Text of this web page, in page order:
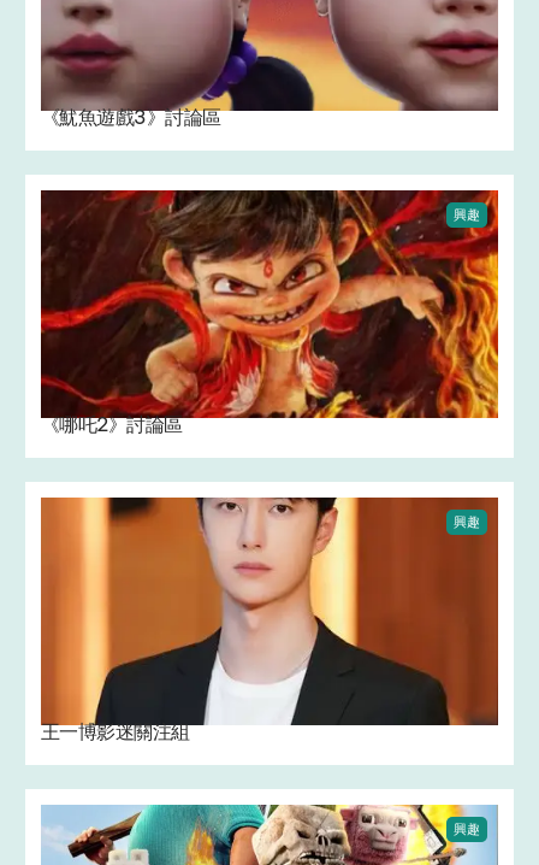
《魷魚遊戲3》討論區
興趣
《哪吒2》討論區
興趣
王一博影迷關注組
興趣